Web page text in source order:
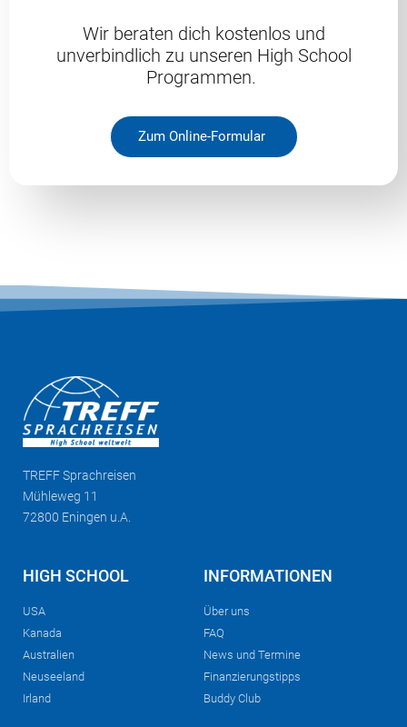
Wir beraten dich kostenlos und
unverbindlich zu unseren High School
Programmen.
Zum Online-Formular
TREFFSprachreisen
Mühleweg 11
72800 Eningen u.A.
HIGH SCHOOL
USA
Kanada
Australien
Neuseeland
Irland
INFORMATIONEN
Über uns
FAQ
News und Termine
Finanzierungstipps
Buddy Club